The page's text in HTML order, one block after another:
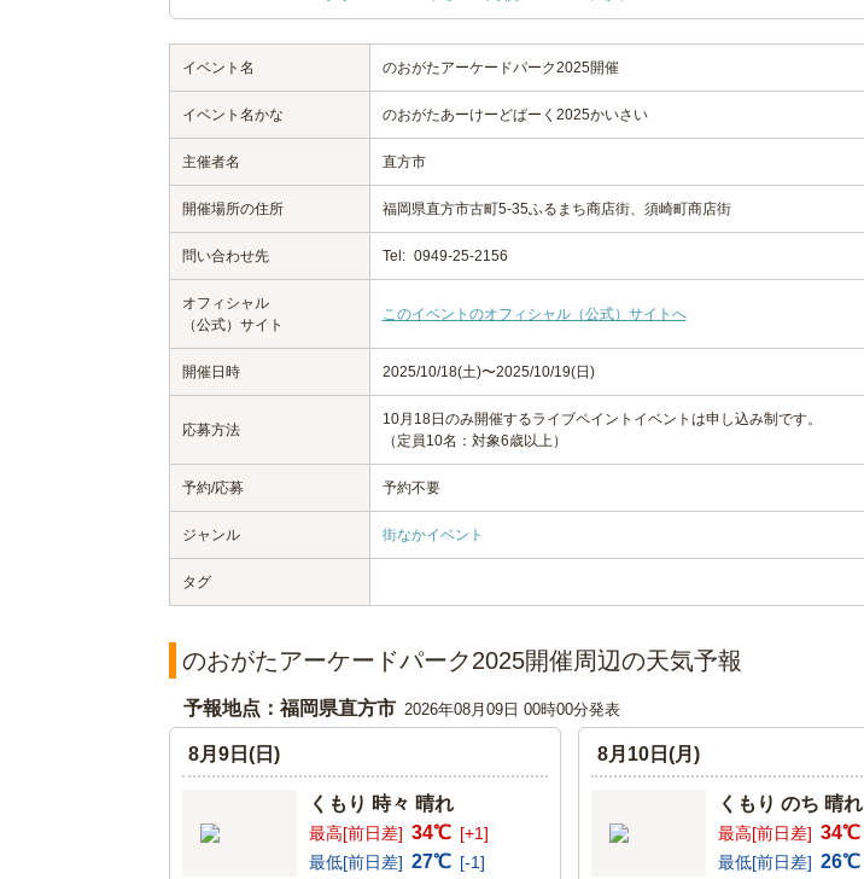
イベント名 のおがたアーケードパーク2025開催
イベント名かな のおがたあーけーどぱーく2025かいさい
主催者名 直方市
開催場所の住所 福岡県直方市古町5-35ふるまち商店街、須崎町商店街
問い合わせ先 Tel: 0949-25-2156
オフィシャル
（公式）サイト
このイベントのオフィシャル（公式）サイトへ
開催日時 2025/10/18(土)〜2025/10/19(日)
応募方法
10月18日のみ開催するライブペイントイベントは申し込み制です。
（定員10名：対象6歳以上）
予約/応募 予約不要
ジャンル 街なかイベント
タグ
のおがたアーケードパーク2025開催周辺の天気予報
予報地点：福岡県直方市 2026年08月09日 00時00分発表
8月9日(日)
くもり 時々 晴れ
最高[前日差] 34℃ [+1]
最低[前日差] 27℃ [-1]
8月10日(月)
くもり のち 晴れ
最高[前日差] 34℃
最低[前日差] 26℃